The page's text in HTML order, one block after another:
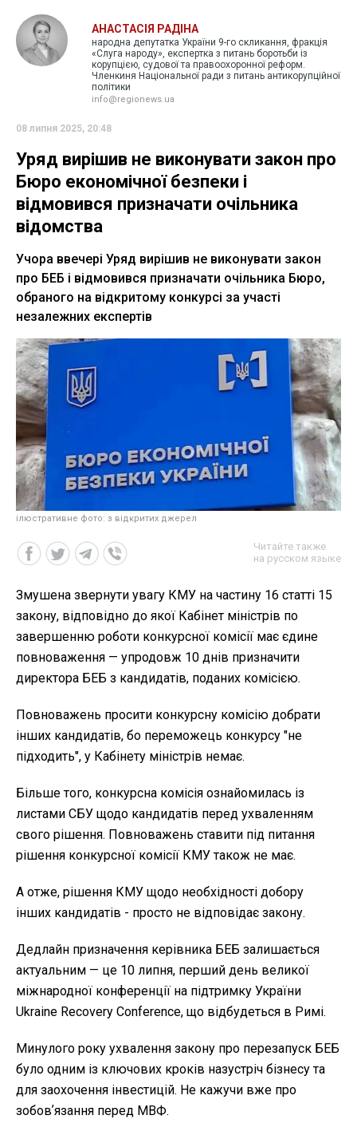
АНАСТАСІЯ РАДІНА
народна депутатка України 9-го скликання, фракція
«Слуга народу», експертка з питань боротьби із
корупцією, судової та правоохоронної реформ.
Членкиня Національної ради з питань антикорупційної
політики
info@regionews.ua
08 липня 2025, 20:48
Уряд вирішив не виконувати закон про
Бюро економічної безпеки і
відмовився призначати очільника
відомства
Учора ввечері Уряд вирішив не виконувати закон
про БЕБ і відмовився призначати очільника Бюро,
обраного на відкритому конкурсі за участі
незалежних експертів
ілюстративне фото: з відкритих джерел
Читайте также
на русском языке
Змушена звернути увагу КМУ на частину 16 статті 15
закону, відповідно до якої Кабінет міністрів по
завершенню роботи конкурсної комісії має єдине
повноваження — упродовж 10 днів призначити
директора БЕБ з кандидатів, поданих комісією.
Повноважень просити конкурсну комісію добрати
інших кандидатів, бо переможець конкурсу "не
підходить", у Кабінету міністрів немає.
Більше того, конкурсна комісія ознайомилась із
листами СБУ щодо кандидатів перед ухваленням
свого рішення. Повноважень ставити під питання
рішення конкурсної комісії КМУ також не має.
А отже, рішення КМУ щодо необхідності добору
інших кандидатів - просто не відповідає закону.
Дедлайн призначення керівника БЕБ залишається
актуальним — це 10 липня, перший день великої
міжнародної конференції на підтримку України
Ukraine Recovery Conference, що відбудеться в Римі.
Минулого року ухвалення закону про перезапуск БЕБ
було одним із ключових кроків назустріч бізнесу та
для заохочення інвестицій. Не кажучи вже про
зобовʼязання перед МВФ.